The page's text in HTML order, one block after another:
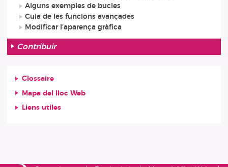
Alguns exemples de bucles
Guia de les funcions avançades
Modificar l’aparença gràfica
Contribuir
Glossaire
Mapa del lloc Web
Liens utiles